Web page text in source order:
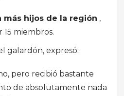
más hijos de la región ,
miembros.
galardón, expresó:
pero recibió bastante
de absolutamente nada